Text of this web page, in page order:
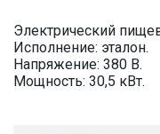
Электрический
Исполнение: эталон.
Напряжение: 380 В.
Мощность: 30,5 кВт.